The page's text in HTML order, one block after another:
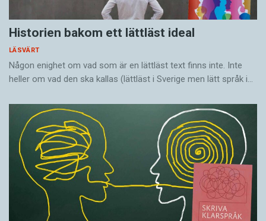
Historien bakom ett lättläst ideal
LÄSVÄRT
Någon enighet om vad som är en lättläst text finns inte. Inte
heller om vad den ska kallas (lättläst i Sverige men lätt språk i…